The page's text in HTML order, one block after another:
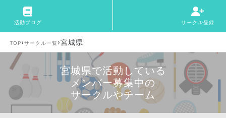
活動ブログ サークル登録
TOP›サークル一覧 ›宮城県
宮城県で活動している
メンバー募集中の
サークルやチーム